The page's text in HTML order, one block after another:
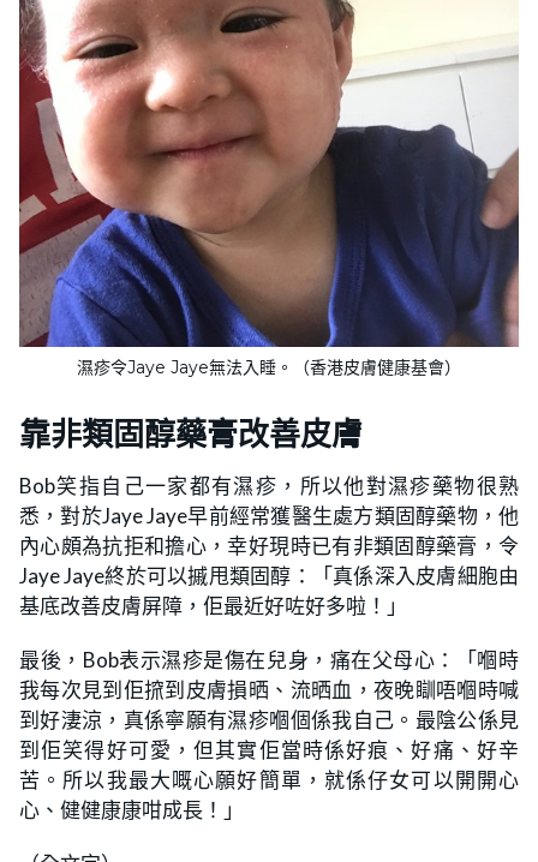
濕疹令Jaye Jaye無法入睡。（香港皮膚健康基會）
靠非類固醇藥膏改善皮膚
Bob笑指自己一家都有濕疹，所以他對濕疹藥物很熟
悉，對於Jaye Jaye早前經常獲醫生處方類固醇藥物，他
內心頗為抗拒和擔心，幸好現時已有非類固醇藥膏，令
Jaye Jaye終於可以摵甩類固醇：「真係深入皮膚細胞由
基底改善皮膚屏障，佢最近好咗好多啦！」
最後，Bob表示濕疹是傷在兒身，痛在父母心：「嗰時
我每次見到佢𢱑到皮膚損晒、流晒血，夜晚瞓唔嗰時喊
到好淒涼，真係寧願有濕疹嗰個係我自己。最陰公係見
到佢笑得好可愛，但其實佢當時係好痕、好痛、好辛
苦。所以我最大嘅心願好簡單，就係仔女可以開開心
心、健健康康咁成長！」